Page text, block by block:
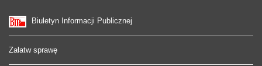
Biuletyn Informacji Publicznej
Załatw sprawę